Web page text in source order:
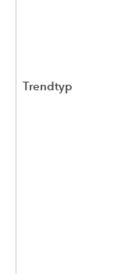
Trendtyp